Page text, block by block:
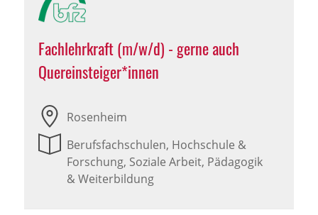
Fachlehrkraft (m/w/d) - gerne auch
Quereinsteiger*innen
Rosenheim
Berufsfachschulen, Hochschule &
Forschung, Soziale Arbeit, Pädagogik
& Weiterbildung